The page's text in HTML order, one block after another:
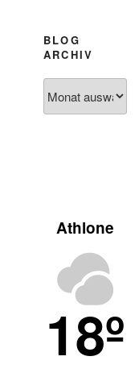
BLOG
ARCHIV
Archiv
Athlone
18º